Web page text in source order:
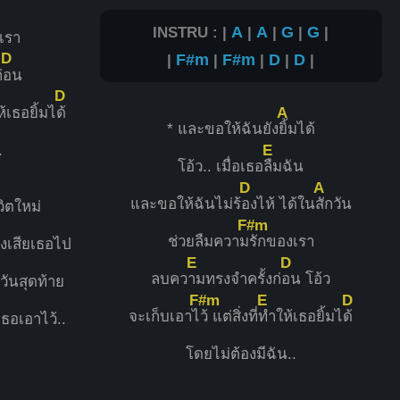
รา
D
อน
เธอยิ้มไ
D
ด้
ตใหม่
สียเธอไป
นสุดท้าย
อเอาไว้..
INSTRU : | A | A |G |G |
| F#m | F#m | D | D |
* และขอให้ฉันยัง
A
ยิ้มได้
โอ้ว.. เมื่อเธอ
E
ลืมฉัน
และขอให้ฉันไม่ร้
D
องไห้ ได้ใน
A
สักวัน
ช่วยลืมความ
F#m
รักของเรา
ลบคว
E
ามทรงจำครั้งก่
D
อน โอ้ว
จะเก็บเอาไ
F#m
ว้ แต่สิ่งที่
E
ทำให้เธอยิ้มไ
D
ด้
โดยไม่ต้องมีฉัน..